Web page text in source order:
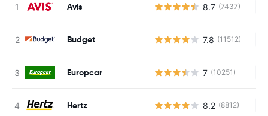
Avis 8.7 (7437)
Budget 7.8 (11512)
Europcar 7 (10251)
Hertz 8.2 (8812)